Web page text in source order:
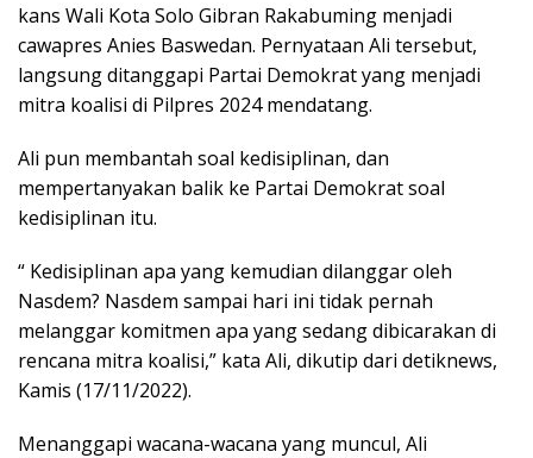
kans Wali Kota Solo Gibran Rakabuming menjadi
cawapres Anies Baswedan. Pernyataan Ali tersebut,
langsung ditanggapi Partai Demokrat yang menjadi
mitra koalisi di Pilpres 2024 mendatang.
Ali pun membantah soal kedisiplinan, dan
mempertanyakan balik ke Partai Demokrat soal
kedisiplinan itu.
“ Kedisiplinan apa yang kemudian dilanggar oleh
Nasdem? Nasdem sampai hari ini tidak pernah
melanggar komitmen apa yang sedang dibicarakan di
rencana mitra koalisi,” kata Ali, dikutip dari detiknews,
Kamis (17/11/2022).
Menanggapi wacana-wacana yang muncul, Ali